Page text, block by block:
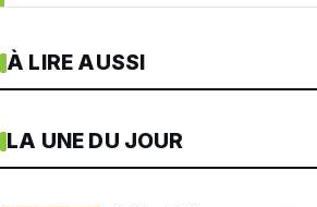
À LIRE AUSSI
LA UNE DU JOUR